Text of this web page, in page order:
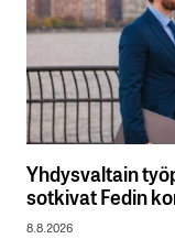
Yhdysvaltain
sotkivat Fedin
8.8.2026